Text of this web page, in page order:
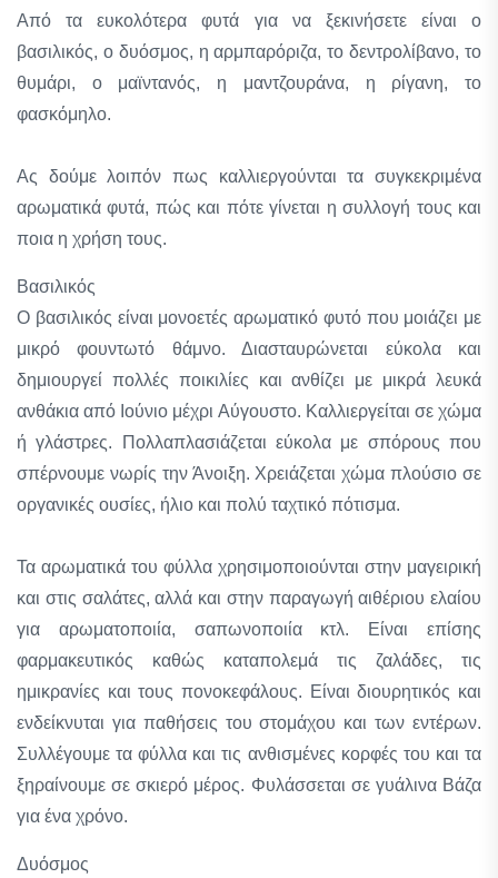
Από τα ευκολότερα φυτά για να ξεκινήσετε είναι ο
βασιλικός, ο δυόσμος, η αρμπαρόριζα, το δεντρολίβανο, το
θυμάρι, ο μαϊντανός, η μαντζουράνα, η ρίγανη, το
φασκόμηλο.
Ας δούμε λοιπόν πως καλλιεργούνται τα συγκεκριμένα
αρωματικά φυτά, πώς και πότε γίνεται η συλλογή τους και
ποια η χρήση τους.
Βασιλικός
Ο βασιλικός είναι μονοετές αρωματικό φυτό που μοιάζει με
μικρό φουντωτό θάμνο. Διασταυρώνεται εύκολα και
δημιουργεί πολλές ποικιλίες και ανθίζει με μικρά λευκά
ανθάκια από Ιούνιο μέχρι Αύγουστο. Καλλιεργείται σε χώμα
ή γλάστρες. Πολλαπλασιάζεται εύκολα με σπόρους που
σπέρνουμε νωρίς την Άνοιξη. Χρειάζεται χώμα πλούσιο σε
οργανικές ουσίες, ήλιο και πολύ ταχτικό πότισμα.
Τα αρωματικά του φύλλα χρησιμοποιούνται στην μαγειρική
και στις σαλάτες, αλλά και στην παραγωγή αιθέριου ελαίου
για αρωματοποιία, σαπωνοποιία κτλ. Είναι επίσης
φαρμακευτικός καθώς καταπολεμά τις ζαλάδες, τις
ημικρανίες και τους πονοκεφάλους. Είναι διουρητικός και
ενδείκνυται για παθήσεις του στομάχου και των εντέρων.
Συλλέγουμε τα φύλλα και τις ανθισμένες κορφές του και τα
ξηραίνουμε σε σκιερό μέρος. Φυλάσσεται σε γυάλινα Βάζα
για ένα χρόνο.
Δυόσμος